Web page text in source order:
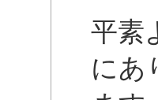
平素
にあ